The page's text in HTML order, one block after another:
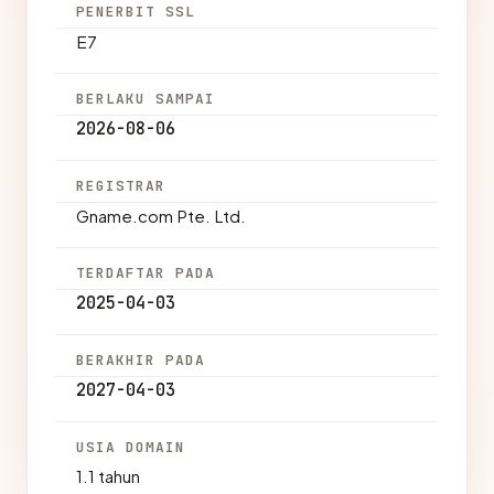
PENERBIT SSL
E7
BERLAKU SAMPAI
2026-08-06
REGISTRAR
Gname.com Pte. Ltd.
TERDAFTAR PADA
2025-04-03
BERAKHIR PADA
2027-04-03
USIA DOMAIN
1.1 tahun